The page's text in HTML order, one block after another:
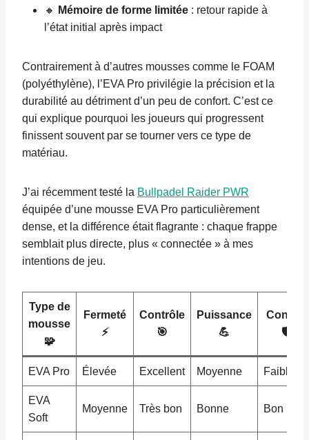
🔸
Mémoire de forme limitée : retour rapide à
l’état initial après impact
Contrairement à d’autres mousses comme le FOAM
(polyéthylène), l’EVA Pro privilégie la précision et la
durabilité au détriment d’un peu de confort. C’est ce
qui explique pourquoi les joueurs qui progressent
finissent souvent par se tourner vers ce type de
matériau.
J’ai récemment testé la Bullpadel Raider PWR
équipée d’une mousse EVA Pro particulièrement
dense, et la différence était flagrante : chaque frappe
semblait plus directe, plus « connectée » à mes
intentions de jeu.
Type de
mousse
🧩
Fermeté
⚡
Contrôle
🎯
Puissance
💪
Confort
🛡️
EVA Pro Élevée Excellent Moyenne Faible
EVA
Soft
Moyenne Très bon Bonne Bon